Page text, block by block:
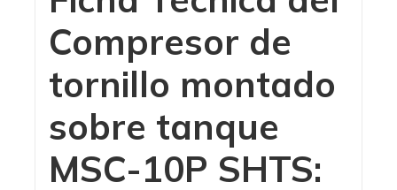
Compresor de
tornillo montado
sobre tanque
MSC-10P SHTS: